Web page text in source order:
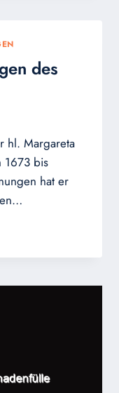
des
hl. Margareta
1673 bis
hat er